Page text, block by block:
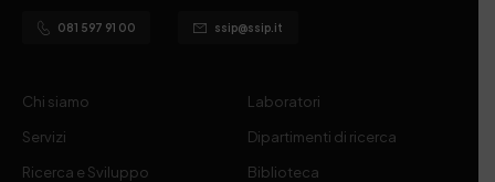
081 597 91 00 ssip@ssip.it
Chi siamo
Servizi
Ricerca e Sviluppo
Laboratori
Dipartimenti di ricerca
Biblioteca